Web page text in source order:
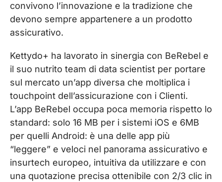
convivono l’innovazione e la tradizione che
devono sempre appartenere a un prodotto
assicurativo.
Kettydo+ ha lavorato in sinergia con BeRebel e
il suo nutrito team di data scientist per portare
sul mercato un’app diversa che moltiplica i
touchpoint dell’assicurazione con i Clienti.
L’app BeRebel occupa poca memoria rispetto lo
standard: solo 16 MB per i sistemi iOS e 6MB
per quelli Android: è una delle app più
“leggere” e veloci nel panorama assicurativo e
insurtech europeo, intuitiva da utilizzare e con
una quotazione precisa ottenibile con 2/3 clic in